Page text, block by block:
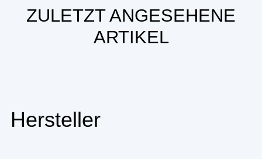
ZULETZT ANGESEHENE
ARTIKEL
Hersteller